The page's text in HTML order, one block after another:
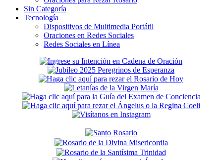
Sin Categoría
Tecnología
Dispositivos de Multimedia Portátil
Oraciones en Redes Sociales
Redes Sociales en Línea
Secondary
Sidebar